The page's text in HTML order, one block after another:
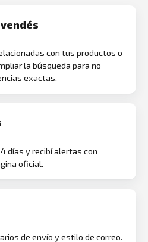
con tus productos o
la búsqueda para no
exactas.
días y recibí alertas con
oficial.
de envío y estilo de correo.